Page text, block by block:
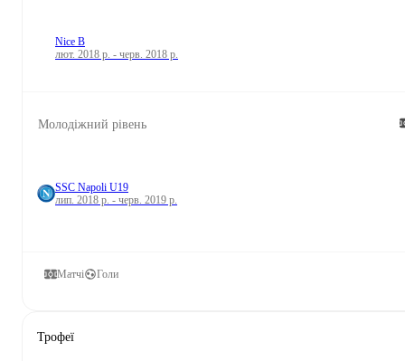
Nice B
лют. 2018 р. - черв. 2018 р.
Молодіжний рівень
SSC Napoli U19
лип. 2018 р. - черв. 2019 р.
Матчі Голи
Трофеї